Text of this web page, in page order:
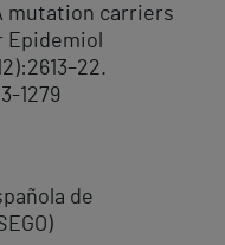
mutation carriers
Epidemiol
1279
de